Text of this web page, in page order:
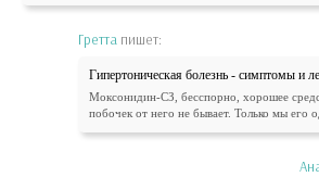
Гретта пишет:
Гипертоническая болезнь - симптомы и
Моксонидин-СЗ, бесспорно, хорошее
побочек от него не бывает. Только мы его